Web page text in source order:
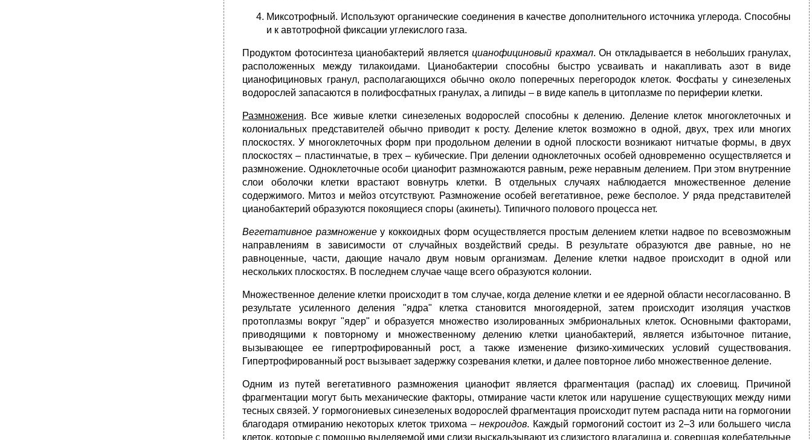
Миксотрофный. Используют органические соединения в качестве дополнительного источника углерода. Способны
и к автотрофной фиксации углекислого газа.
Продуктом фотосинтеза цианобактерий является цианофициновый крахмал. Он откладывается в небольших гранулах,
расположенных между тилакоидами. Цианобактерии способны быстро усваивать и накапливать азот в виде
цианофициновых гранул, располагающихся обычно около поперечных перегородок клеток. Фосфаты у синезеленых
водорослей запасаются в полифосфатных гранулах, а липиды – в виде капель в цитоплазме по периферии клетки.
Размножения. Все живые клетки синезеленых водорослей способны к делению. Деление клеток многоклеточных и
колониальных представителей обычно приводит к росту. Деление клеток возможно в одной, двух, трех или многих
плоскостях. У многоклеточных форм при продольном делении в одной плоскости возникают нитчатые формы, в двух
плоскостях – пластинчатые, в трех – кубические. При делении одноклеточных особей одновременно осуществляется и
размножение. Одноклеточные особи цианофит размножаются равным, реже неравным делением. При этом внутренние
слои оболочки клетки врастают вовнутрь клетки. В отдельных случаях наблюдается множественное деление
содержимого. Митоз и мейоз отсутствуют. Размножение особей вегетативное, реже бесполое. У ряда представителей
цианобактерий образуются покоящиеся споры (акинеты). Типичного полового процесса нет.
Вегетативное размножениеу коккоидных форм осуществляется простым делением клетки надвое по всевозможным
направлениям в зависимости от случайных воздействий среды. В результате образуются две равные, но не
равноценные, части, дающие начало двум новым организмам. Деление клетки надвое происходит в одной или
нескольких плоскостях. В последнем случае чаще всего образуются колонии.
Множественное деление клетки происходит в том случае, когда деление клетки и ее ядерной области несогласованно. В
результате усиленного деления "ядра" клетка становится многоядерной, затем происходит изоляция участков
протоплазмы вокруг "ядер" и образуется множество изолированных эмбриональных клеток. Основными факторами,
приводящими к повторному и множественному делению клетки цианобактерий, является избыточное питание,
вызывающее ее гипертрофированный рост, а также изменение физико-химических условий существования.
Гипертрофированный рост вызывает задержку созревания клетки, и далее повторное либо множественное деление.
Одним из путей вегетативного размножения цианофит является фрагментация (распад) их слоевищ. Причиной
фрагментации могут быть механические факторы, отмирание части клеток или нарушение существующих между ними
тесных связей. У гормогониевых синезеленых водорослей фрагментация происходит путем распада нити на гормогонии
благодаря отмиранию некоторых клеток трихома –некроидов. Каждый гормогоний состоит из 2–3 или большего числа
клеток, которые с помощью выделяемой ими слизи выскальзывают из слизистого влагалища и, совершая колебательные